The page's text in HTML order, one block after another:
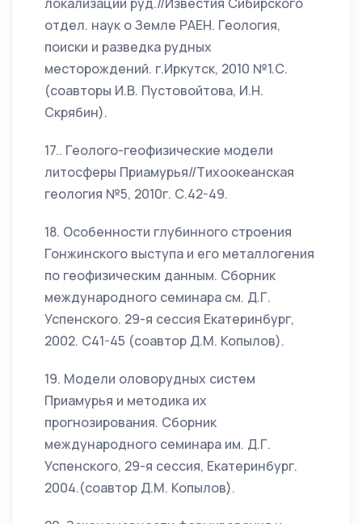
отдел. наук о Земле РАЕН. Геология,
поиски и разведка рудных
месторождений. г.Иркутск, 2010 №1.С.
(соавторы И.В. Пустовойтова, И.Н.
Скрябин).
17.. Геолого-геофизические модели
литосферы Приамурья//Тихоокеанская
геология №5, 2010г. С.42-49.
18. Особенности глубинного строения
Гонжинского выступа и его металлогения
по геофизическим данным. Сборник
международного семинара см. Д.Г.
Успенского. 29-я сессия Екатеринбург,
2002. С41-45 (соавтор Д.М. Копылов).
19. Модели оловорудных систем
Приамурья и методика их
прогнозирования. Сборник
международного семинара им. Д.Г.
Успенского, 29-я сессия, Екатеринбург.
2004.(соавтор Д.М. Копылов).